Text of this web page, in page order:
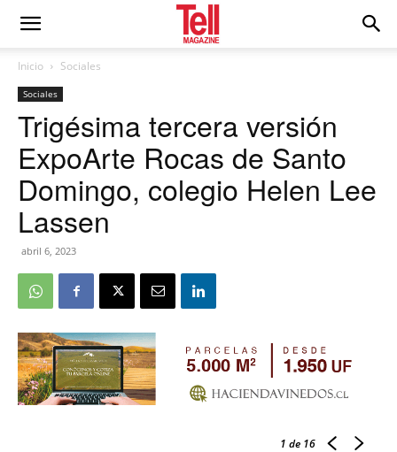
Inicio Sociales
Sociales
Trigésima tercera versión
ExpoArte Rocas de Santo
Domingo, colegio Helen Lee
Lassen
abril 6, 2023
1 de 16